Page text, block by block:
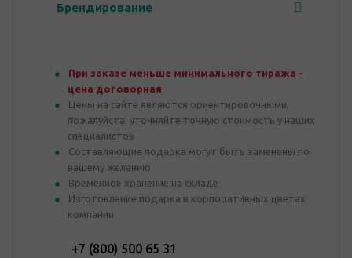
Брендирование
При заказе меньше минимального тиража -
цена договорная
Цены на сайте являются ориентировочными,
пожалуйста, уточняйте точную стоимость у наших
специалистов
Составляющие подарка могут быть заменены по
вашему желанию
Временное хранение на складе
Изготовление подарка в корпоративных цветах
компании
+7 (800) 500 65 31